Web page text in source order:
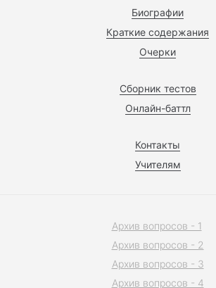
Биографии
Краткие содержания
Очерки
Сборник тестов
Онлайн-баттл
Контакты
Учителям
Архив вопросов - 1
Архив вопросов - 2
Архив вопросов - 3
Архив вопросов - 4